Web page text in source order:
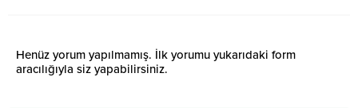
Henüz yorum yapılmamış. İlk yorumu yukarıdaki form
aracılığıyla siz yapabilirsiniz.